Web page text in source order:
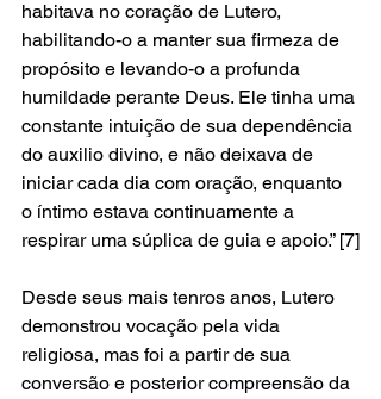
habitava no coração de Lutero,
habilitando-o a manter sua firmeza de
propósito e levando-o a profunda
humildade perante Deus. Ele tinha uma
constante intuição de sua dependência
do auxilio divino, e não deixava de
iniciar cada dia com oração, enquanto
o íntimo estava continuamente a
respirar uma súplica de guia e apoio.” [7]
Desde seus mais tenros anos, Lutero
demonstrou vocação pela vida
religiosa, mas foi a partir de sua
conversão e posterior compreensão da